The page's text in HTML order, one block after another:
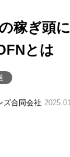
稼ぎ頭
とは
ズ合同会社